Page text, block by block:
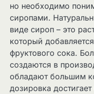
но необходимо
сиропами.
виде сироп – это
который
фруктового сока.
создаются в
обладают большим
дозировка